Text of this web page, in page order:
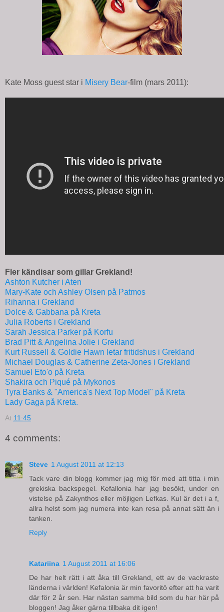
Kate Moss guest star i Misery Bear-film (mars 2011):
Fler kändisar som gillar Grekland!
Ashton Kutcher i Aten
Mary-Kate och Ashley Olsen på Patmos
Rihanna i Grekland
Dolce & Gabbana på Kreta
Julia Roberts i Grekland
Sarah Jessica Parker på Korfu
Brad Pitt & Angelina Jolie i Grekland
Kurt Russell & Goldie Hawn letar fritidshus i Grekland
Michael Douglas & Catherine Zeta-Jones i Grekland
Samuel Eto'o på Kreta
Shakira och Piqué på Mykonos
Tyra Banks & "America's Next Top Model" på Kreta
Lady Gaga på Kreta.
At 11:45
4 comments:
Steve 1 August 2011 at 12:13
Tack vare din blogg kommer jag mig för med att titta i min
grekiska backspegel. Kefallonia har jag besökt, under en
vistelse på Zakynthos eller möjligen Lefkas. Kul är det i a f,
allra helst som jag numera inte kan resa på annat sätt än i
tanken.
Reply
Katariina 1 August 2011 at 16:06
De har helt rätt i att åka till Grekland, ett av de vackraste
länderna i världen! Kefalonia är min favoritö efter att ha varit
där för 2 år sen. Har nästan samma bild som du har här på
bloggen! Jag åker gärna tillbaka dit igen!